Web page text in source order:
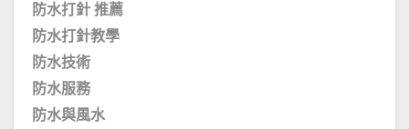
防水打針 推薦
防水打針教學
防水技術
防水服務
防水與風水